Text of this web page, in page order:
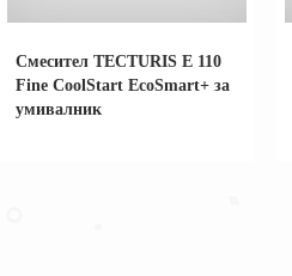
Смесител TECTURIS Е 110
Fine CoolStart EcoSmart+ за
умивалник